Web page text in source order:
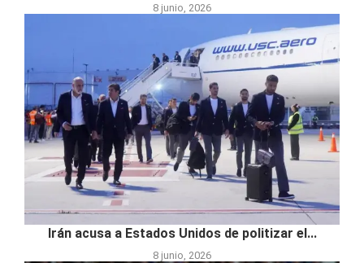
8 junio, 2026
Irán acusa a Estados Unidos de politizar el...
8 junio, 2026